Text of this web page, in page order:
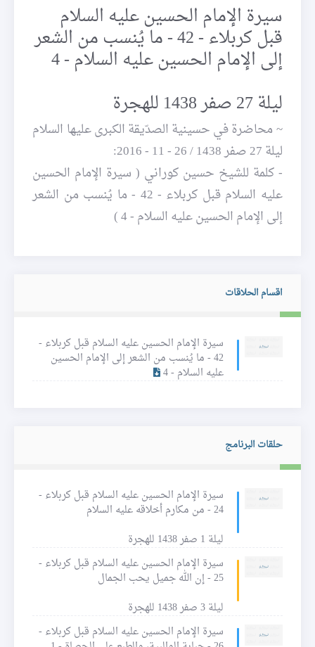
سيرة الإمام الحسين عليه السلام
قبل كربلاء - 42 - ما يُنسب من الشعر
إلى الإمام الحسين عليه السلام - 4
ليلة 27 صفر 1438 للهجرة
~ محاضرة في حسينية الصدّيقة الكبرى عليها السلام
ليلة 27 صفر 1438 / 26 - 11 - 2016:
- كلمة للشيخ حسين كوراني ( سيرة الإمام الحسين
عليه السلام قبل كربلاء - 42 - ما يُنسب من الشعر
إلى الإمام الحسين عليه السلام - 4 )
اقسام الحلاقات
سيرة الإمام الحسين عليه السلام قبل كربلاء -
42 - ما يُنسب من الشعر إلى الإمام الحسين
عليه السلام - 4
حلقات البرنامج
سيرة الإمام الحسين عليه السلام قبل كربلاء -
24 - من مكارم أخلاقه عليه السلام
ليلة 1 صفر 1438 للهجرة
سيرة الإمام الحسين عليه السلام قبل كربلاء -
25 - إن الله جميل يحب الجمال
ليلة 3 صفر 1438 للهجرة
سيرة الإمام الحسين عليه السلام قبل كربلاء -